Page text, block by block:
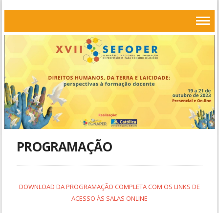
PROGRAMAÇÃO
DOWNLOAD DA PROGRAMAÇÃO COMPLETA COM OS LINKS DE
ACESSO ÀS SALAS ONLINE